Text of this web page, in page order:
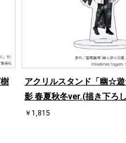
アクリルスタンド「幽☆
影 春夏秋冬ver.(描き下ろ
￥1,815